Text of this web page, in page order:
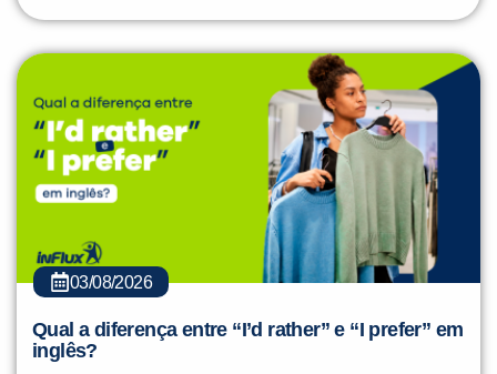
03/08/2026
Qual a diferença entre “I’d rather” e “I prefer” em
inglês?